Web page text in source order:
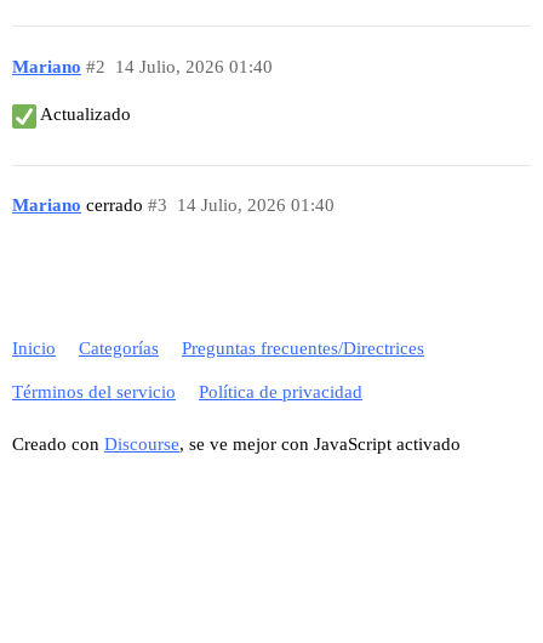
Mariano 14 Julio, 2026 01:40
#2
Actualizado
Mariano cerrado 14 Julio, 2026 01:40
#3
Inicio Categorías Preguntas frecuentes/Directrices
Términos del servicio Política de privacidad
Creado con Discourse, se ve mejor con JavaScript activado